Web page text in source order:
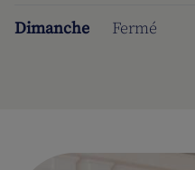
Dimanche Fermé